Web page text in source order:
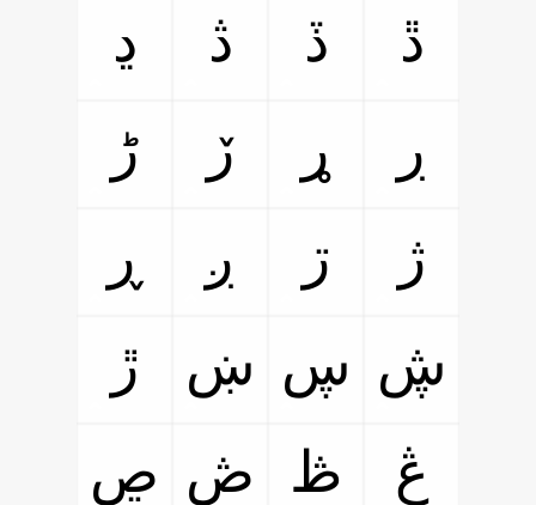
ڍ
ڎ ڏ
ڐ
ڑ
ڒ ړ
ڔ
ڕ
ږ ڗ
ژ
ڙ
ښ ڛ ڜ
ڝ ڞ ڟ
ڠ